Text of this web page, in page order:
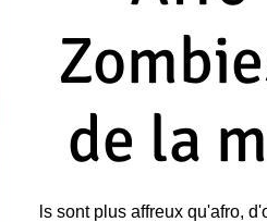
de la
ls sont plus affreux qu'afro,